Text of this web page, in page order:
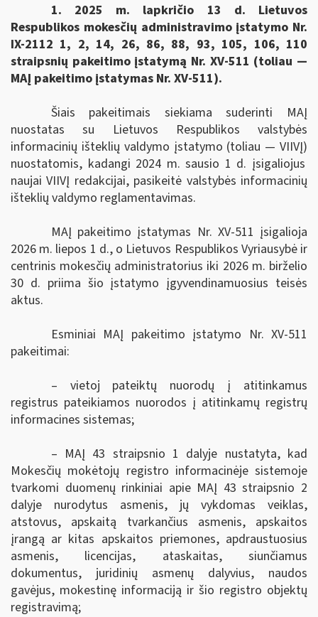
1. 2025 m. lapkričio 13 d. Lietuvos
Respublikos mokesčių administravimo įstatymo Nr.
IX-2112 1, 2, 14, 26, 86, 88, 93, 105, 106, 110
straipsnių pakeitimo įstatymą Nr. XV-511 (toliau —
MAĮ pakeitimo įstatymas Nr. XV-511).
Šiais pakeitimais siekiama suderinti MAĮ
nuostatas su Lietuvos Respublikos valstybės
informacinių išteklių valdymo įstatymo (toliau — VIIVĮ)
nuostatomis, kadangi 2024 m. sausio 1 d. įsigaliojus
naujai VIIVĮ redakcijai, pasikeitė valstybės informacinių
išteklių valdymo reglamentavimas.
MAĮ pakeitimo įstatymas Nr. XV-511 įsigalioja
2026 m. liepos 1 d., o Lietuvos Respublikos Vyriausybė ir
centrinis mokesčių administratorius iki 2026 m. birželio
30 d. priima šio įstatymo įgyvendinamuosius teisės
aktus.
Esminiai MAĮ pakeitimo įstatymo Nr. XV-511
pakeitimai:
– vietoj pateiktų nuorodų į atitinkamus
registrus pateikiamos nuorodos į atitinkamų registrų
informacines sistemas;
– MAĮ 43 straipsnio 1 dalyje nustatyta, kad
Mokesčių mokėtojų registro informacinėje sistemoje
tvarkomi duomenų rinkiniai apie MAĮ 43 straipsnio 2
dalyje nurodytus asmenis, jų vykdomas veiklas,
atstovus, apskaitą tvarkančius asmenis, apskaitos
įrangą ar kitas apskaitos priemones, apdraustuosius
asmenis, licencijas, ataskaitas, siunčiamus
dokumentus, juridinių asmenų dalyvius, naudos
gavėjus, mokestinę informaciją ir šio registro objektų
registravimą;